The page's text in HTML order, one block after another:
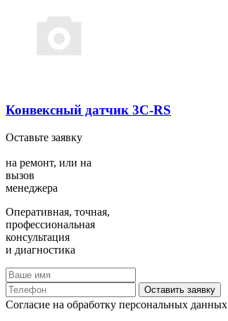
Конвексный датчик 3C-RS
Оставьте заявку
на ремонт, или на
вызов
менеджера
Оперативная, точная,
профессиональная
консультация
и диагностика
Оставить заявку
Согласие на обработку персональных данных